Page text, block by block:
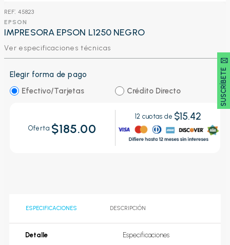
SUSCRÍBETE 🖂
: 45823
EPSON
IMPRESORA EPSON L1250 NEGRO
Ver especificaciones técnicas
Elegir forma de pago
Efectivo/Tarjetas
Crédito Directo
Oferta $185.00
12 cuotas de $15.42
ESPECIFICACIONES DESCRIPCIÓN
Detalle
Especificaciones